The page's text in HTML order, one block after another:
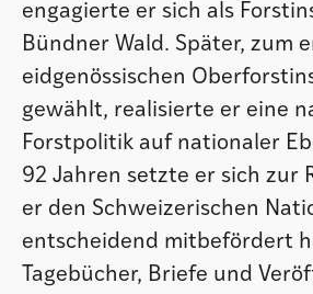
engagierte er sich als
Bündner Wald. Später, zum
eidgenössischen
gewählt, realisierte er eine
Forstpolitik auf nationaler
92 Jahren setzte er sich zur
er den Schweizerischen
entscheidend mitbefördert
Tagebücher, Briefe und